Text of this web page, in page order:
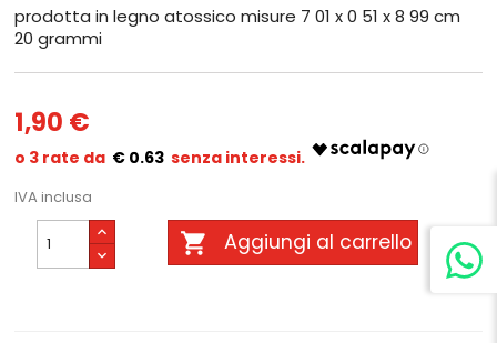
prodotta in legno atossico misure 7 01 x 0 51 x 8 99 cm
20 grammi
1,90 €
€ 0.63
IVA inclusa
 Aggiungi al carrello